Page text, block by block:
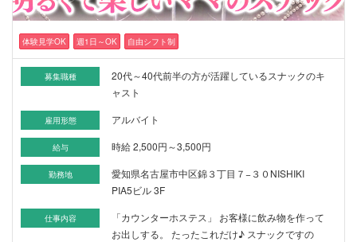
体験見学OK 週1日～OK 自由シフト制
募集職種
20代～40代前半の方が活躍しているスナックのキ
ャスト
雇用形態 アルバイト
給与 時給 2,500円～3,500円
勤務地
愛知県名古屋市中区錦３丁目７−３０NISHIKI
PIA5ビル 3F
仕事内容
「カウンターホステス」 お客様に飲み物を作って
お出しする。 たったこれだけ♪ スナックですの